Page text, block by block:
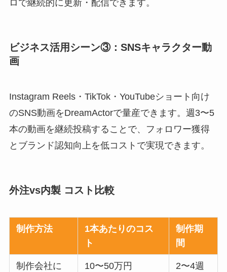
ロで継続的に更新・配信できます。
ビジネス活用シーン③：SNSキャラクター動
画
Instagram Reels・TikTok・YouTubeショート向け
のSNS動画をDreamActorで量産できます。週3〜5
本の動画を継続投稿することで、フォロワー獲得
とブランド認知向上を低コストで実現できます。
外注vs内製 コスト比較
制作方法
1本あたりのコス
ト
制作期
間
制作会社に
10〜50万円
2〜4週